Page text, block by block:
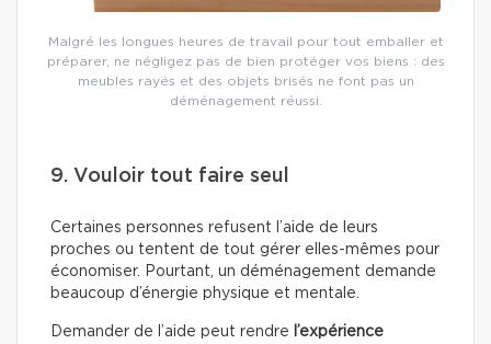
Malgré les longues heures de travail pour tout emballer et
préparer, ne négligez pas de bien protéger vos biens : des
meubles rayés et des objets brisés ne font pas un
déménagement réussi.
9. Vouloir tout faire seul
Certaines personnes refusent l’aide de leurs
proches ou tentent de tout gérer elles-mêmes pour
économiser. Pourtant, un déménagement demande
beaucoup d’énergie physique et mentale.
Demander de l’aide peut rendre l’expérience